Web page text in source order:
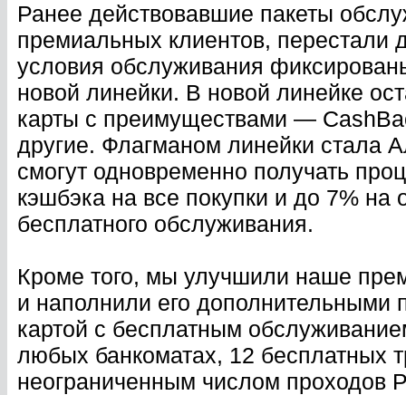
Ранее действовавшие пакеты
премиальных клиентов, перестали
условия обслуживания
новой линейки. В новой линейке
карты с преимуществами —
другие. Флагманом линейки стала
смогут одновременно получать
кэшбэка на все покупки и до 7% на
бесплатного обслуживания.
Кроме того, мы улучшили наше
и наполнили его
картой с бесплатным
любых банкоматах, 12 бесплатных
неограниченным числом проходов